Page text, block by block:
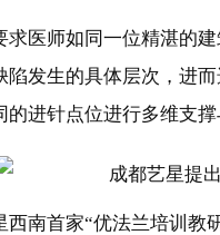
求医师如同一位精湛的
陷发生的具体层次，进
的进针点位进行多维支撑
西南首家“优法兰培训教